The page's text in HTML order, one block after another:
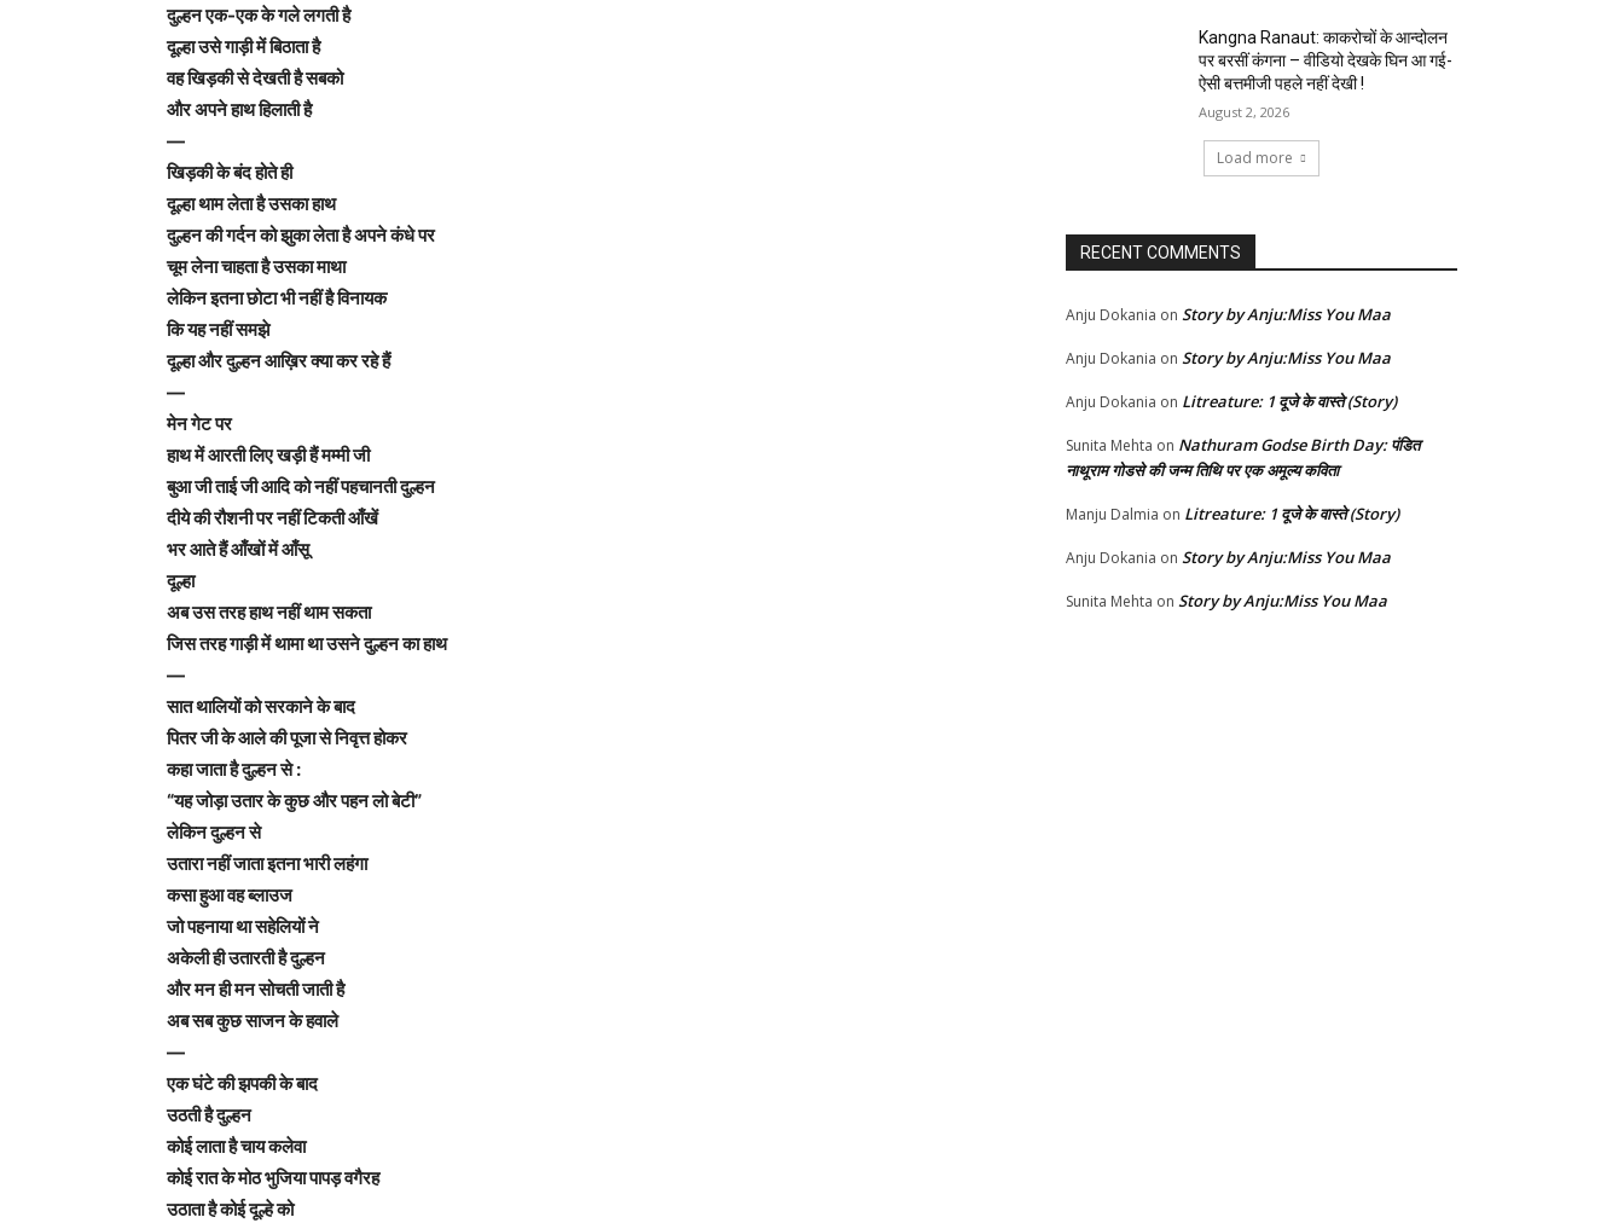
दुल्हन एक-एक के गले लगती है
दूल्हा उसे गाड़ी में बिठाता है
वह खिड़की से देखती है सबको
और अपने हाथ हिलाती है
—
खिड़की के बंद होते ही
दूल्हा थाम लेता है उसका हाथ
दुल्हन की गर्दन को झुका लेता है अपने कंधे पर
चूम लेना चाहता है उसका माथा
लेकिन इतना छोटा भी नहीं है विनायक
कि यह नहीं समझे
दूल्हा और दुल्हन आख़िर क्या कर रहे हैं
—
मेन गेट पर
हाथ में आरती लिए खड़ी हैं मम्मी जी
बुआ जी ताई जी आदि को नहीं पहचानती दुल्हन
दीये की रौशनी पर नहीं टिकती आँखें
भर आते हैं आँखों में आँसू
दूल्हा
अब उस तरह हाथ नहीं थाम सकता
जिस तरह गाड़ी में थामा था उसने दुल्हन का हाथ
—
सात थालियों को सरकाने के बाद
पितर जी के आले की पूजा से निवृत्त होकर
कहा जाता है दुल्हन से :
“यह जोड़ा उतार के कुछ और पहन लो बेटी”
लेकिन दुल्हन से
उतारा नहीं जाता इतना भारी लहंगा
कसा हुआ वह ब्लाउज
जो पहनाया था सहेलियों ने
अकेली ही उतारती है दुल्हन
और मन ही मन सोचती जाती है
अब सब कुछ साजन के हवाले
—
एक घंटे की झपकी के बाद
उठती है दुल्हन
कोई लाता है चाय कलेवा
कोई रात के मोठ भुजिया पापड़ वगैरह
उठाता है कोई दूल्हे को
Kangna Ranaut: काकरोचों के आन्दोलन
पर बरसीं कंगना – वीडियो देखके घिन आ गई-
ऐसी बत्तमीजी पहले नहीं देखी !
August 2, 2026
Load more
RECENT COMMENTS
Anju Dokania on Story by Anju:Miss You Maa
Anju Dokania on Story by Anju:Miss You Maa
Anju Dokania on Litreature: 1 दूजे के वास्ते (Story)
Sunita Mehta on Nathuram Godse Birth Day: पंडित
नाथूराम गोडसे की जन्म तिथि पर एक अमूल्य कविता
Manju Dalmia on Litreature: 1 दूजे के वास्ते (Story)
Anju Dokania on Story by Anju:Miss You Maa
Sunita Mehta on Story by Anju:Miss You Maa